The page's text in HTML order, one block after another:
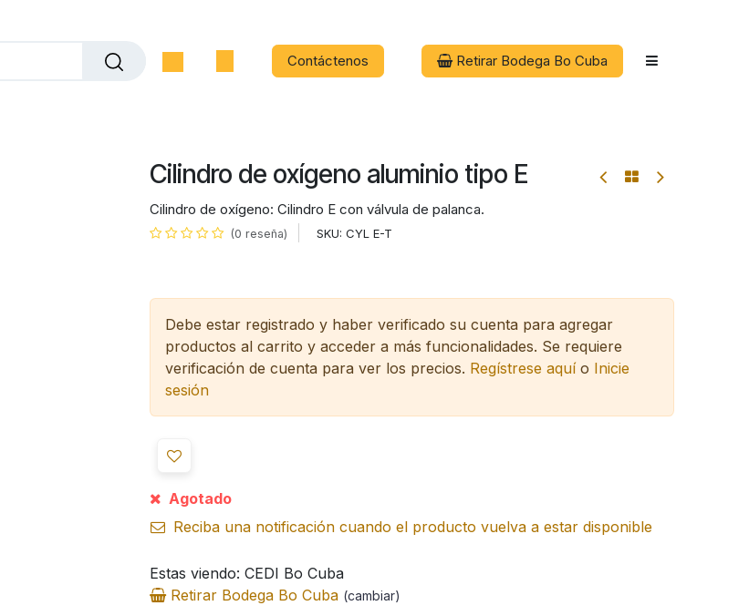
Contáctenos Retirar Bodega Bo Cuba
Cilindro de oxígeno aluminio tipo E
Cilindro de oxígeno: Cilindro E con válvula de palanca.
(0 reseña) SKU: CYL E-T
Debe estar registrado y haber verificado su cuenta para agregar
productos al carrito y acceder a más funcionalidades. Se requiere
verificación de cuenta para ver los precios. Regístrese aquío Inicie
sesión
Agotado
Reciba una notificación cuando el producto vuelva a estar disponible
Estas viendo: CEDI Bo Cuba
Retirar Bodega Bo Cuba (cambiar)